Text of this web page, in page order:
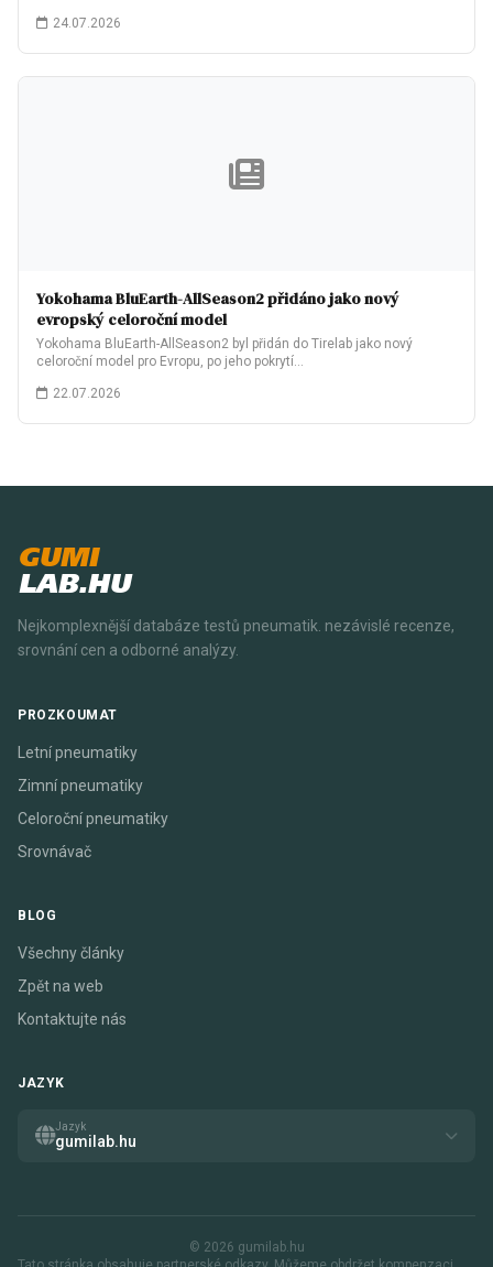
24.07.2026
Yokohama BluEarth-AllSeason2 přidáno jako nový
evropský celoroční model
Yokohama BluEarth-AllSeason2 byl přidán do Tirelab jako nový
celoroční model pro Evropu, po jeho pokrytí…
22.07.2026
GUMI
LAB.HU
Nejkomplexnější databáze testů pneumatik. nezávislé recenze,
srovnání cen a odborné analýzy.
PROZKOUMAT
Letní pneumatiky
Zimní pneumatiky
Celoroční pneumatiky
Srovnávač
BLOG
Všechny články
Zpět na web
Kontaktujte nás
JAZYK
Jazyk
gumilab.hu
© 2026 gumilab.hu